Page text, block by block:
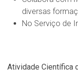
diversas
No Serviço de
Atividade Científica